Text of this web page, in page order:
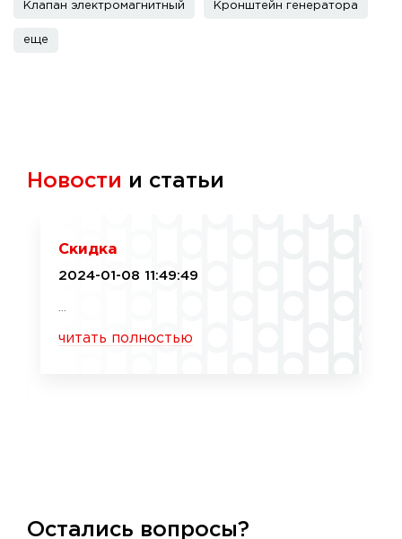
Клапан электромагнитный Кронштейн генератора
еще
Новости и статьи
Скидка
2024-01-08 11:49:49
читать полностью
Остались вопросы?